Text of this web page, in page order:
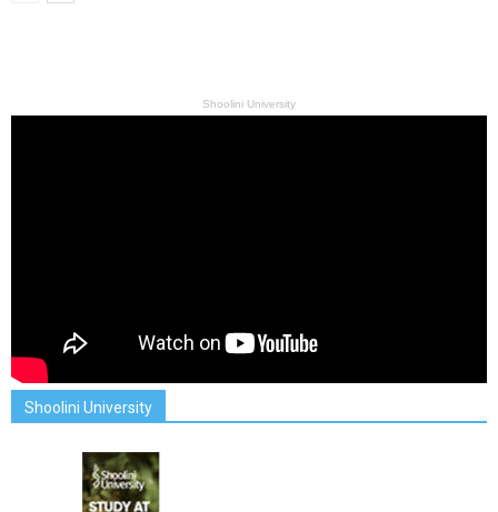
Shoolini University
Shoolini University